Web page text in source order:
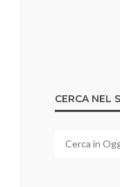
CERCA NEL